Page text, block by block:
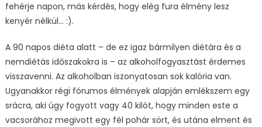
fehérje napon, más kérdés, hogy elég fura élmény lesz
kenyér nélkül… :).
A 90 napos diéta alatt – de ez igaz bármilyen diétára és a
nemdiétás időszakokra is – az alkoholfogyasztást érdemes
visszavenni. Az alkoholban iszonyatosan sok kalória van.
Ugyanakkor régi fórumos élmények alapján emlékszem egy
srácra, aki úgy fogyott vagy 40 kilót, hogy minden este a
vacsorához megivott egy fél pohár sört, és utána elment és